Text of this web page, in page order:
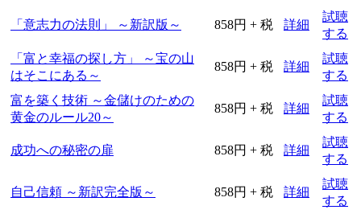
「意志力の法則」 ～新訳版～ 858円 + 税 詳細
試聴
する
「富と幸福の探し方」 ～宝の山
はそこにある～
858円 + 税 詳細
試聴
する
富を築く技術 ～金儲けのための
黄金のルール20～
858円 + 税 詳細
試聴
する
成功への秘密の扉 858円 + 税 詳細
試聴
する
自己信頼 ～新訳完全版～ 858円 + 税 詳細
試聴
する